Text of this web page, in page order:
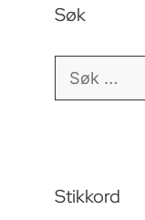
Søk
Søk
Stikkord